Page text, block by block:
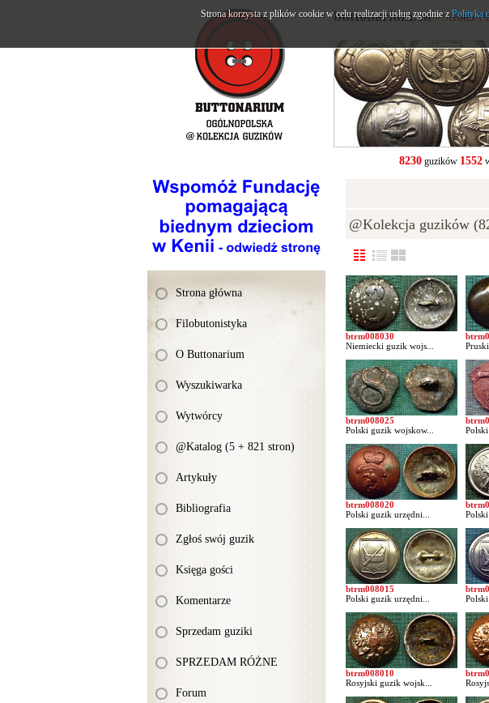
Strona główna
Filobutonistyka
O Buttonarium
Wyszukiwarka
Wytwórcy
@Katalog (5 + 821 stron)
Artykuły
Bibliografia
Zgłoś swój guzik
Księga gości
Komentarze
Sprzedam guziki
SPRZEDAM RÓŻNE
Forum
buttonarium.eu- Strona
8230guzików 1552
@Kolekcja guzików
btrm008030
Niemiecki guzik wojs...
btrm008025
Polski guzik wojskow...
btrm008020
Polski guzik urzędni...
btrm008015
Polski guzik urzędni...
btrm008010
Rosyjski guzik wojsk...
Strona korzysta z plików cookie w celu realizacji usług zgodnie zPolityką